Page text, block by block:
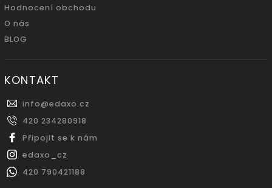
Hodnocení obchodu
O nás
BLOG
KONTAKT
info@edaxo.cz
420 234280918
Připojit se k nám
edaxo_cz
420 790421188